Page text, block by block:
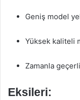
Geniş model
Yüksek kaliteli
Zamanla
Eksileri: